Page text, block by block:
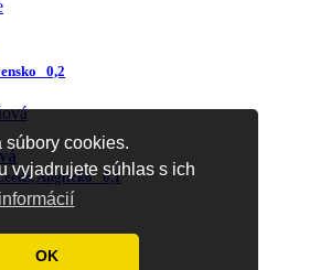
súbory cookies.
vyjadrujete súhlas s ich
OK
0,2
Anglicko 0,1